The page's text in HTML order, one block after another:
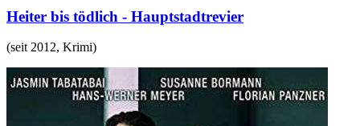
Heiter bis tödlich - Hauptstadtrevier
(seit 2012, Krimi)